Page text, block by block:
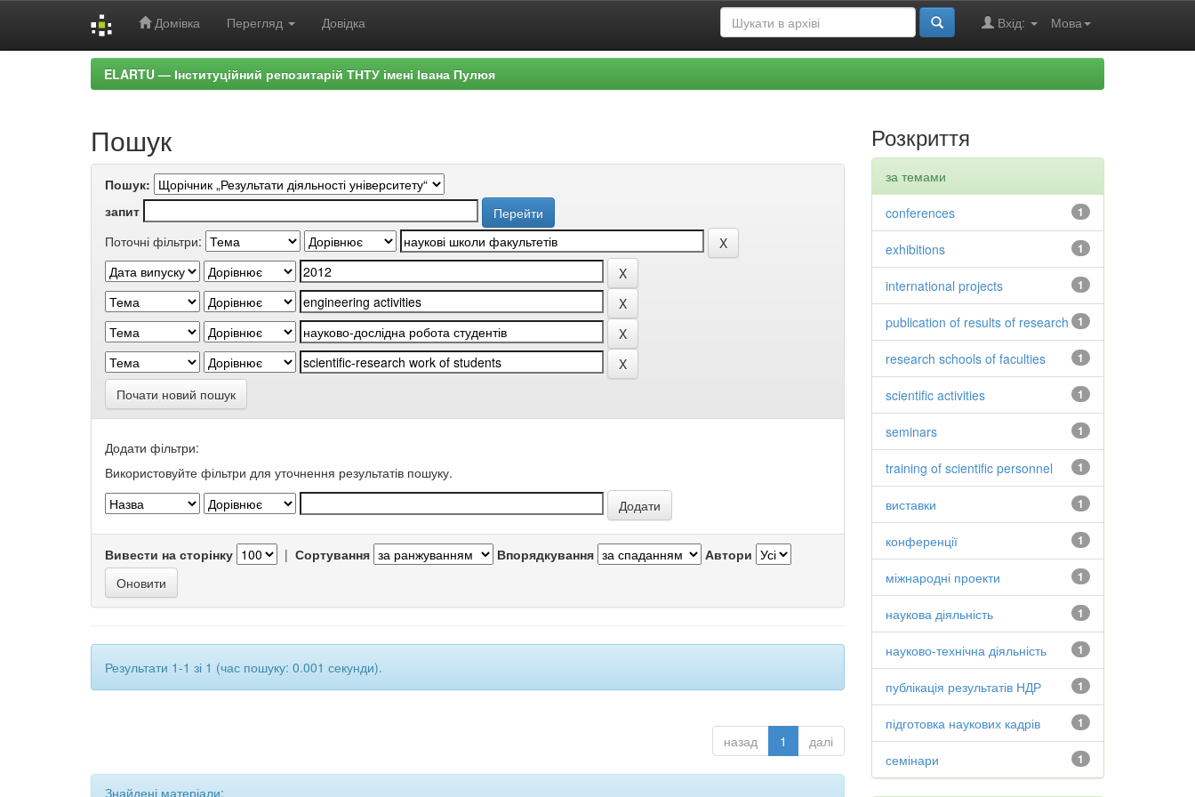
Домівка Перегляд Довідка Мова
Вхід:
ELARTU — Інституційний репозитарій ТНТУ імені Івана Пулюя
Пошук
Пошук:
запит
Поточні фільтри:
Почати новий пошук
Додати фільтри:
Використовуйте фільтри для уточнення результатів пошуку.
Вивести на сторінку | Сортування Впорядкування Автори
Результати 1-1 зі 1 (час пошуку: 0.001 секунди).
назад 1 далі
Знайдені матеріали:
Розкриття
за темами
1
conferences
1
exhibitions
1
international projects
1
publication of results of research
1
research schools of faculties
1
scientific activities
1
seminars
1
training of scientific personnel
1
виставки
1
конференції
1
міжнародні проекти
1
наукова діяльність
1
науково-технічна діяльність
1
публікація результатів НДР
1
підготовка наукових кадрів
1
семінари